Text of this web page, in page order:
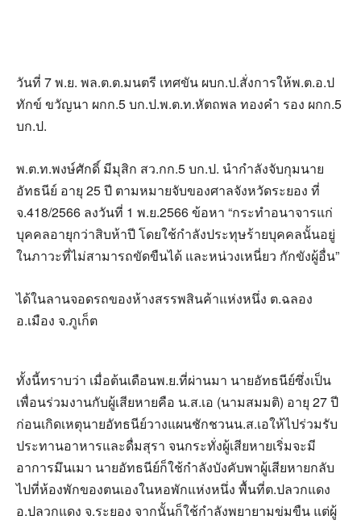
วันที่ 7 พ.ย. พล.ต.ต.มนตรี เทศขัน ผบก.ป.สั่งการให้พ.ต.อ.ป
ทักข์ ขวัญนา ผกก.5 บก.ป.พ.ต.ท.หัตถพล ทองคํา รอง ผกก.5
บก.ป.
พ.ต.ท.พงษ์ศักดิ์ มีมุสิก สว.กก.5 บก.ป. นำกำลังจับกุมนาย
อัทธนีย์ อายุ 25 ปี ตามหมายจับของศาลจังหวัดระยอง ที่
จ.418/2566 ลงวันที่ 1 พ.ย.2566 ข้อหา “กระทําอนาจารแก่
บุคคลอายุกว่าสิบห้าปี โดยใช้กําลังประทุษร้ายบุคคลนั้นอยู่
ในภาวะที่ไม่สามารถขัดขืนได้ และหน่วงเหนี่ยว กักขังผู้อื่น”
ได้ในลานจอดรถของห้างสรรพสินค้าแห่งหนึ่ง ต.ฉลอง
อ.เมือง จ.ภูเก็ต
ทั้งนี้ทราบว่า เมื่อต้นเดือนพ.ย.ที่ผ่านมา นายอัทธนีย์ซึ่งเป็น
เพื่อนร่วมงานกับผู้เสียหายคือ น.ส.เอ (นามสมมติ) อายุ 27 ปี
ก่อนเกิดเหตุนายอัทธนีย์วางแผนชักชวนน.ส.เอให้ไปร่วมรับ
ประทานอาหารและดื่มสุรา จนกระทั่งผู้เสียหายเริ่มจะมี
อาการมึนเมา นายอัทธนีย์ก็ใช้กําลังบังคับพาผู้เสียหายกลับ
ไปที่ห้องพักของตนเองในหอพักแห่งหนึ่ง พื้นที่ต.ปลวกแดง
อ.ปลวกแดง จ.ระยอง จากนั้นก็ใช้กําลังพยายามข่มขืน แต่ผู้